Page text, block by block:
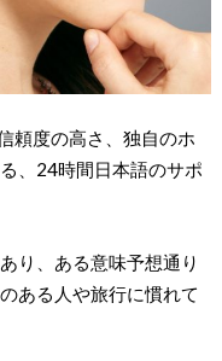
頼度の高さ、独自のホ
、24時間日本語のサポ
り、ある意味予想通り
ある人や旅行に慣れて